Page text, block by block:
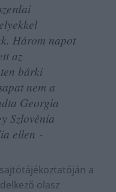
Három napot
az
bárki
nem a
Georgia
Szlovénia
ellen -
a
olasz